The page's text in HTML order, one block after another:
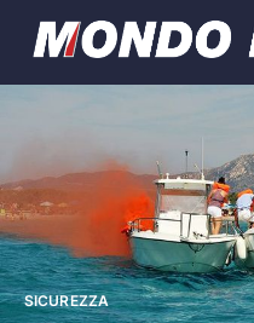
SICUREZZA